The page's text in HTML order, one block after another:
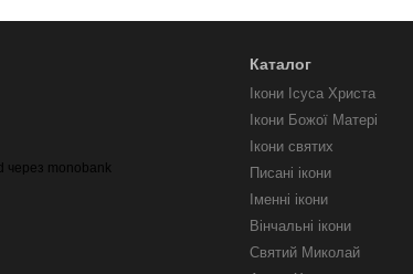
Каталог
Ікони Ісуса Христа
Ікони Божої Матері
Ікони святих
Писані ікони
Іменні ікони
Вінчальні ікони
Святий Миколай